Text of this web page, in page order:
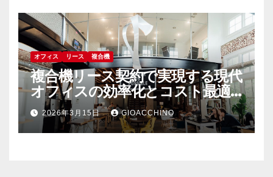
オフィス リース 複合機
複合機リース契約で実現する現代
オフィスの効率化とコスト最適
化戦略
2026年3月15日 GIOACCHINO